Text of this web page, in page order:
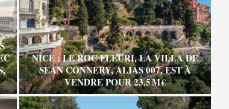
NICE : LE ROC FLEURI, LA VILLA DE
SEAN CONNERY, ALIAS 007, EST À
VENDRE POUR 23,5 M €